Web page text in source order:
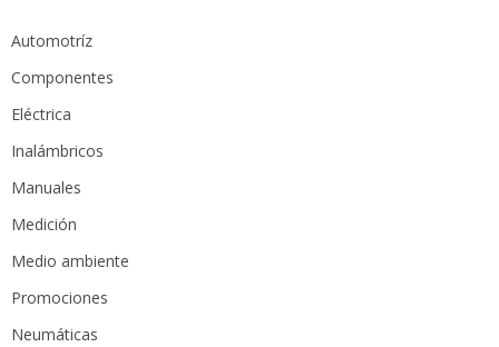
Automotríz
Componentes
Eléctrica
Inalámbricos
Manuales
Medición
Medio ambiente
Promociones
Neumáticas